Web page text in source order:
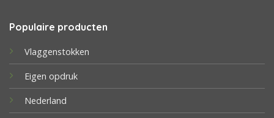
Populaire producten
Vlaggenstokken
Eigen opdruk
Nederland